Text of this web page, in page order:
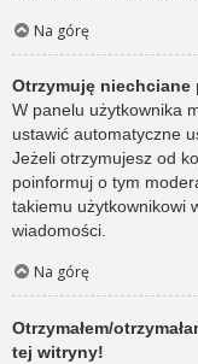
Na górę
Otrzymuję
W panelu użytkownika
ustawić automatyczne
Jeżeli otrzymujesz od
poinformuj o tym
takiemu użytkownikowi
wiadomości.
Na górę
Otrzymałem/
tej witryny!